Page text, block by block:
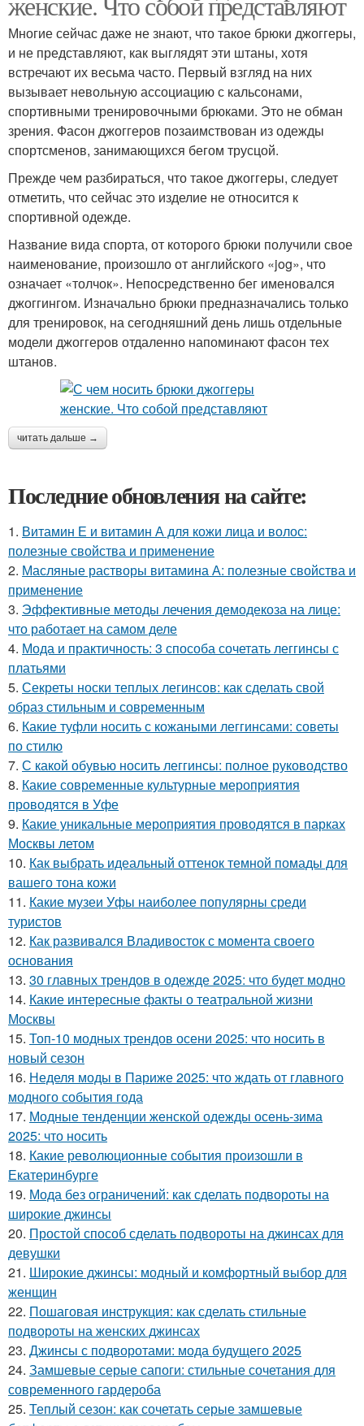
Многие сейчас даже не знают, что такое брюки джоггеры,
и не представляют, как выглядят эти штаны, хотя
встречают их весьма часто. Первый взгляд на них
вызывает невольную ассоциацию с кальсонами,
спортивными тренировочными брюками. Это не обман
зрения. Фасон джоггеров позаимствован из одежды
спортсменов, занимающихся бегом трусцой.
Прежде чем разбираться, что такое джоггеры, следует
отметить, что сейчас это изделие не относится к
спортивной одежде.
Название вида спорта, от которого брюки получили свое
наименование, произошло от английского «jog», что
означает «толчок». Непосредственно бег именовался
джоггингом. Изначально брюки предназначались только
для тренировок, на сегодняшний день лишь отдельные
модели джоггеров отдаленно напоминают фасон тех
штанов.
читать дальше →
Последние обновления на сайте:
1. Витамин Е и витамин А для кожи лица и волос:
полезные свойства и применение
2. Масляные растворы витамина А: полезные свойства и
применение
3. Эффективные методы лечения демодекоза на лице:
что работает на самом деле
4. Мода и практичность: 3 способа сочетать леггинсы с
платьями
5. Секреты носки теплых легинсов: как сделать свой
образ стильным и современным
6. Какие туфли носить с кожаными леггинсами: советы
по стилю
7. С какой обувью носить леггинсы: полное руководство
8. Какие современные культурные мероприятия
проводятся в Уфе
9. Какие уникальные мероприятия проводятся в парках
Москвы летом
10. Как выбрать идеальный оттенок темной помады для
вашего тона кожи
11. Какие музеи Уфы наиболее популярны среди
туристов
12. Как развивался Владивосток с момента своего
основания
13. 30 главных трендов в одежде 2025: что будет модно
14. Какие интересные факты о театральной жизни
Москвы
15. Топ-10 модных трендов осени 2025: что носить в
новый сезон
16. Неделя моды в Париже 2025: что ждать от главного
модного события года
17. Модные тенденции женской одежды осень-зима
2025: что носить
18. Какие революционные события произошли в
Екатеринбурге
19. Мода без ограничений: как сделать подвороты на
широкие джинсы
20. Простой способ сделать подвороты на джинсах для
девушки
21. Широкие джинсы: модный и комфортный выбор для
женщин
22. Пошаговая инструкция: как сделать стильные
подвороты на женских джинсах
23. Джинсы с подворотами: мода будущего 2025
24. Замшевые серые сапоги: стильные сочетания для
современного гардероба
25. Теплый сезон: как сочетать серые замшевые